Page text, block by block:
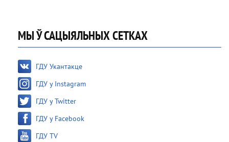
МЫ Ў САЦЫЯЛЬНЫХ СЕТКАХ
ГДУ Укантакце
ГДУ у Instagram
ГДУ у Twitter
ГДУ у Facebook
ГДУ TV